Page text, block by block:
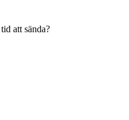
att sända?